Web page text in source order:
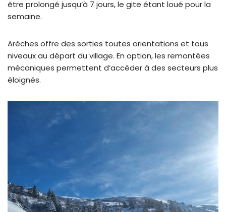
être prolongé jusqu’à 7 jours, le gite étant loué pour la
semaine.
Arèches offre des sorties toutes orientations et tous
niveaux au départ du village. En option, les remontées
mécaniques permettent d’accéder à des secteurs plus
éloignés.